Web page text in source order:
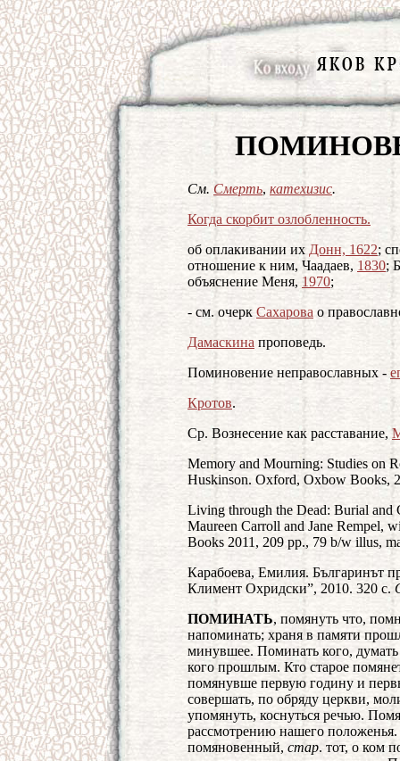
См. Смерть, катехизис.
Когда скорбит озлобленность.
об оплакивании их Донн, 1622;
отношение к ним, Чаадаев, 1830;
объяснение Меня, 1970;
- см. очерк Сахарова о
Дамаскина проповедь.
Поминовение неправославных -
Кротов.
Cр. Вознесение как расставание,
Memory and Mourning: Studies on
Huskinson. Oxford, Oxbow Books,
Living through the Dead: Burial and
Maureen Carroll and Jane Rempel,
Books 2011, 209 pp., 79 b/w illus,
Карабоева, Емилия. Българинът
Климент Охридски”, 2010. 320 с.
ПОМИНАТЬ, помянуть что,
напоминать; храня в памяти
минувшее. Поминать кого,
кого прошлым. Кто старое
помянувше первую годину и
совершать, по обряду церкви,
упомянуть, коснуться речью.
рассмотрению нашего
помяновенный, стар. тот, о ком